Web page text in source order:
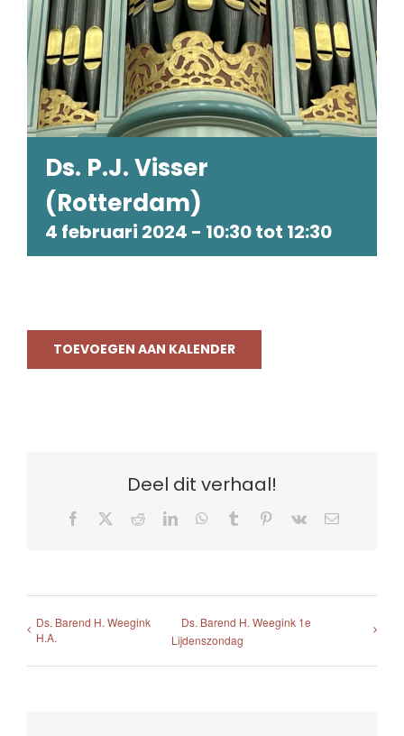
Ds. P.J. Visser
(Rotterdam)
4 februari 2024 - 10:30tot 12:30
TOEVOEGEN AAN KALENDER
Deel dit verhaal!
Facebook RedditLinkedInWhatsApp
Tumblr Pinterest
Vk
E-
Ds. Barend H. Weegink
H.A.
Ds. Barend H. Weegink 1e
Lijdenszondag